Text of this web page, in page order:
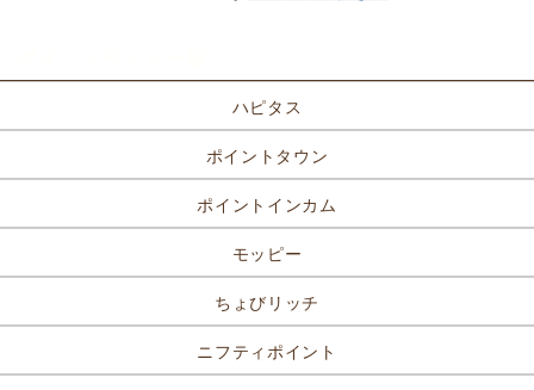
ハピタス
ポイントタウン
ポイントインカム
モッピー
ちょびリッチ
ニフティポイント